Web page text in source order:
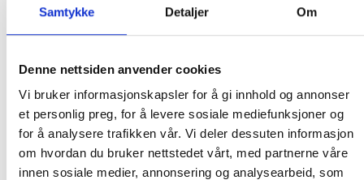
Samtykke Detaljer Om
Denne nettsiden anvender cookies
Vi bruker informasjonskapsler for å gi innhold og annonser
et personlig preg, for å levere sosiale mediefunksjoner og
for å analysere trafikken vår. Vi deler dessuten informasjon
om hvordan du bruker nettstedet vårt, med partnerne våre
innen sosiale medier, annonsering og analysearbeid, som
veilysinstallasjonen. Dette er det veilyseier som
må betale for. Glitre Nett dekker kostnader til
måler og målermontasje etter NVE sine krav.
Installatør må sende inn nettmelding når anlegget
skal klargjøres for måling.
Der eksisterende umålte anlegg skal bygges om